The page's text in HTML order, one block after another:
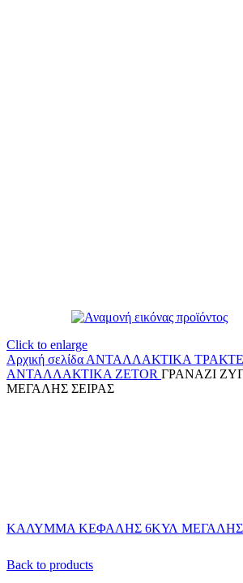
Click to enlarge
Αρχική σελίδα ΑΝΤΑΛΛΑΚΤΙΚΑ
ΑΝΤΑΛΛΑΚΤΙΚΑ ZETOR ΓΡΑΝΑΖΙ
ΜΕΓΑΛΗΣ ΣΕΙΡΑΣ
ΚΑΛΥΜΜΑ ΚΕΦΑΛΗΣ 6ΚΥΛ ΜΕΓΑΛΗΣ
Back to products